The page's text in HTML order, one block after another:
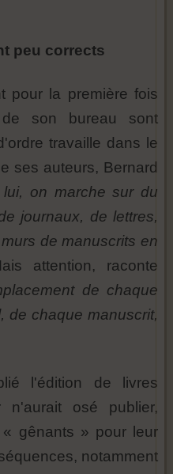
peu corrects
pour la première fois
son bureau sont
travaille dans le
ses auteurs, Bernard
on marche sur du
journaux, de lettres,
de manuscrits en
attention, raconte
de chaque
de chaque manuscrit,
l'édition de livres
n'aurait osé publier,
gênants » pour leur
notamment